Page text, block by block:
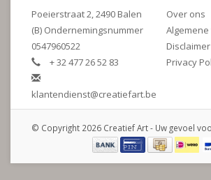
Poeierstraat 2, 2490 Balen
(B) Ondernemingsnummer
0547960522
+ 32 477 26 52 83
klantendienst@creatiefart.be
Over ons
Disclaimer
Privacy
© Copyright 2026 Creatief Art - Uw gevoel